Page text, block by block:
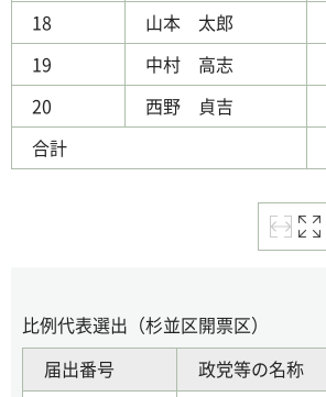
18
山本 太郎
19
中村 高志
20
西野 貞吉
合計
比例代表選出（杉並区開票区）
届出番号
政党等の名称